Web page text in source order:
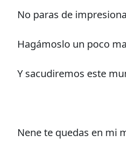
No paras de
Hagámoslo un poco
Y sacudiremos este
Nene te quedas en mi